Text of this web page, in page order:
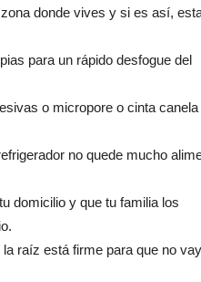
donde vives y si es así,
para un rápido desfogue del
o micropore o cinta canela
no quede mucho
domicilio y que tu familia los
raíz está firme para que no